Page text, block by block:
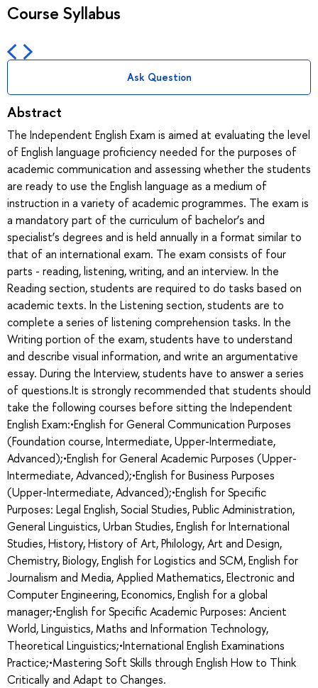
Course Syllabus
Ask Question
Abstract
The Independent English Exam is aimed at evaluating the level
of English language proficiency needed for the purposes of
academic communication and assessing whether the students
are ready to use the English language as a medium of
instruction in a variety of academic programmes. The exam is
a mandatory part of the curriculum of bachelor’s and
specialist’s degrees and is held annually in a format similar to
that of an international exam. The exam consists of four
parts - reading, listening, writing, and an interview. In the
Reading section, students are required to do tasks based on
academic texts. In the Listening section, students are to
complete a series of listening comprehension tasks. In the
Writing portion of the exam, students have to understand
and describe visual information, and write an argumentative
essay. During the Interview, students have to answer a series
of questions.It is strongly recommended that students should
take the following courses before sitting the Independent
English Exam:•English for General Communication Purposes
(Foundation course, Intermediate, Upper-Intermediate,
Advanced);•English for General Academic Purposes (Upper-
Intermediate, Advanced);•English for Business Purposes
(Upper-Intermediate, Advanced);•English for Specific
Purposes: Legal English, Social Studies, Public Administration,
General Linguistics, Urban Studies, English for International
Studies, History, History of Art, Philology, Art and Design,
Chemistry, Biology, English for Logistics and SCM, English for
Journalism and Media, Applied Mathematics, Electronic and
Computer Engineering, Economics, English for a global
manager;•English for Specific Academic Purposes: Ancient
World, Linguistics, Maths and Information Technology,
Theoretical Linguistics;•International English Examinations
Practice;•Mastering Soft Skills through English How to Think
Critically and Adapt to Changes.